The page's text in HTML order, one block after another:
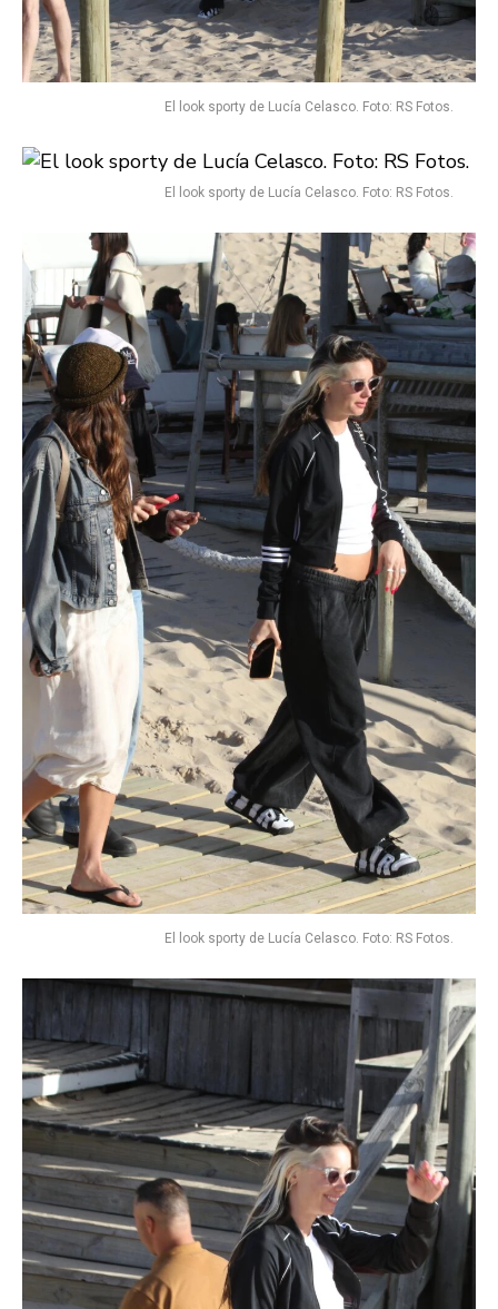
El look sporty de Lucía Celasco. Foto: RS Fotos.
El look sporty de Lucía Celasco. Foto: RS Fotos.
El look sporty de Lucía Celasco. Foto: RS Fotos.